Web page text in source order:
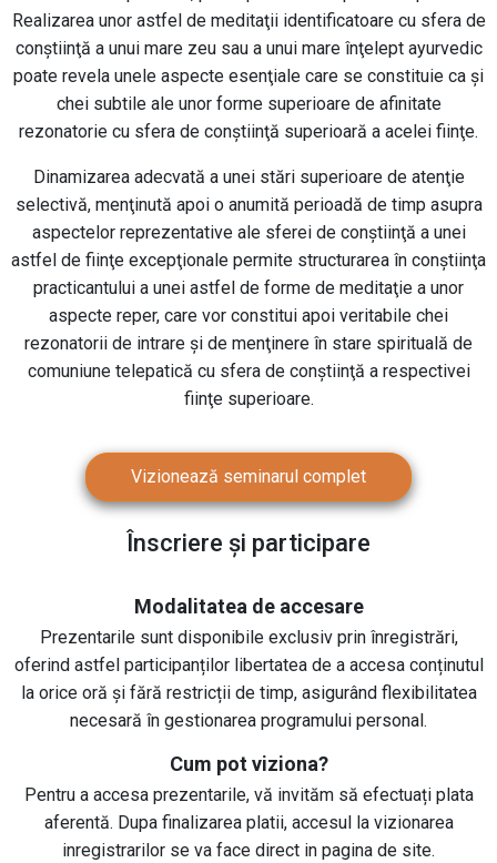
Realizarea unor astfel de meditaţii identificatoare cu sfera de
conştiinţă a unui mare zeu sau a unui mare înţelept ayurvedic
poate revela unele aspecte esenţiale care se constituie ca şi
chei subtile ale unor forme superioare de afinitate
rezonatorie cu sfera de conştiinţă superioară a acelei fiinţe.
Dinamizarea adecvată a unei stări superioare de atenţie
selectivă, menţinută apoi o anumită perioadă de timp asupra
aspectelor reprezentative ale sferei de conştiinţă a unei
astfel de fiinţe excepţionale permite structurarea în conştiinţa
practicantului a unei astfel de forme de meditaţie a unor
aspecte reper, care vor constitui apoi veritabile chei
rezonatorii de intrare şi de menţinere în stare spirituală de
comuniune telepatică cu sfera de conştiinţă a respectivei
fiinţe superioare.
Vizionează seminarul complet
Înscriere și participare
Modalitatea de accesare
Prezentarile sunt disponibile exclusiv prin înregistrări,
oferind astfel participanților libertatea de a accesa conținutul
la orice oră și fără restricții de timp, asigurând flexibilitatea
necesară în gestionarea programului personal.
Cum pot viziona?
Pentru a accesa prezentarile, vă invităm să efectuați plata
aferentă. Dupa finalizarea platii, accesul la vizionarea
inregistrarilor se va face direct in pagina de site.